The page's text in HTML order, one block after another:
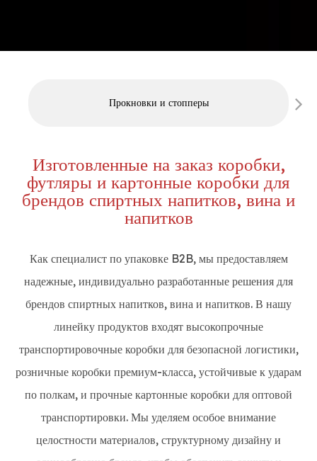
Прокновки и стопперы
Изготовленные на заказ коробки,
футляры и картонные коробки для
брендов спиртных напитков, вина и
напитков
Как специалист по упаковке B2B, мы предоставляем
надежные, индивидуально разработанные решения для
брендов спиртных напитков, вина и напитков. В нашу
линейку продуктов входят высокопрочные
транспортировочные коробки для безопасной логистики,
розничные коробки премиум-класса, устойчивые к ударам
по полкам, и прочные картонные коробки для оптовой
транспортировки. Мы уделяем особое внимание
целостности материалов, структурному дизайну и